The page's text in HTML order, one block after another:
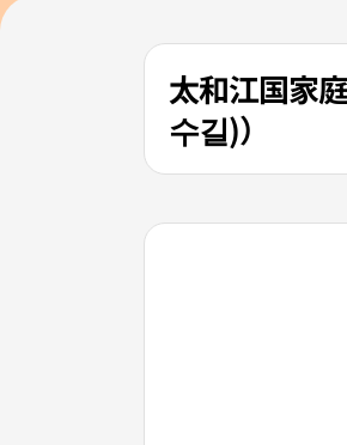
太和江国家
수길)）